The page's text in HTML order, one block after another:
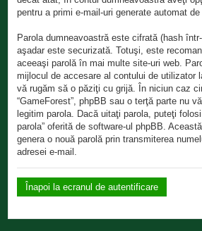
pentru a primi e-mail-uri generate automat
Parola dumneavoastră este cifrată (hash
aşadar este securizată. Totuşi, este
aceeaşi parolă în mai multe site-uri web.
mijlocul de accesare al contului de utilizator
vă rugăm să o păziţi cu grijă. În niciun caz
“GameForest”, phpBB sau o terţă parte nu
legitim parola. Dacă uitaţi parola, puteţi
parola” oferită de software-ul phpBB.
genera o nouă parolă prin transmiterea
adresei e-mail.
Înapoi la ecranul de autentificare